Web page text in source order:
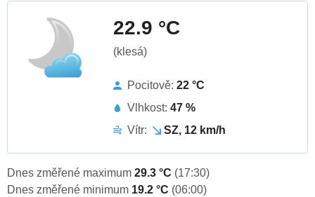
22.9 °C
(klesá)
Pocitově: 22 °C
Vlhkost: 47 %
Vítr:
SZ, 12 km/h
Dnes změřené maximum 29.3 °C (17:30)
Dnes změřené minimum 19.2 °C (06:00)